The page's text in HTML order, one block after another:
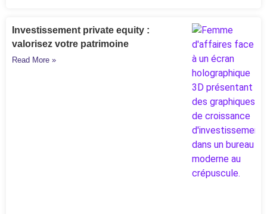
Investissement private equity :
valorisez votre patrimoine
Read More »